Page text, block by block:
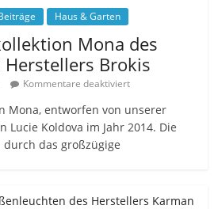
Haus & Garten
Mona des
Brokis
Kommentare deaktiviert
Mona, entworfen von unserer
Lucie Koldova im Jahr 2014. Die
das großzügige
des Herstellers Karman